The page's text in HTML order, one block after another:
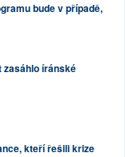
bude v případě,
zasáhlo íránské
kteří řešili krize